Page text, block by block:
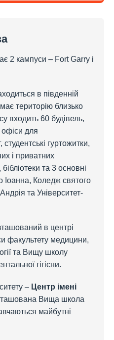
2 кампуси – Fort Garry і
в південній
територію близько
входить 60 будівель,
офіси для
студентські гуртожитки,
і приватних
та 3 основні
Іоанна, Коледж святого
та Університет-
в центрі
факультету медицини,
та Вищу школу
гігієни.
– Центр імені
Вища школа
майбутні